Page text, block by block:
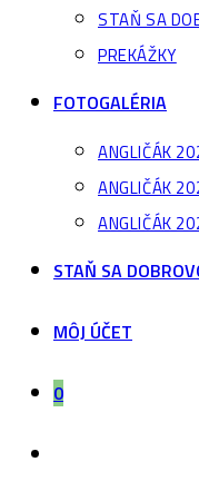
STAŇ SA
PREKÁŽKY
FOTOGALÉRIA
ANGLIČÁK
ANGLIČÁK
ANGLIČÁK
STAŇ SA
MÔJ ÚČET
0